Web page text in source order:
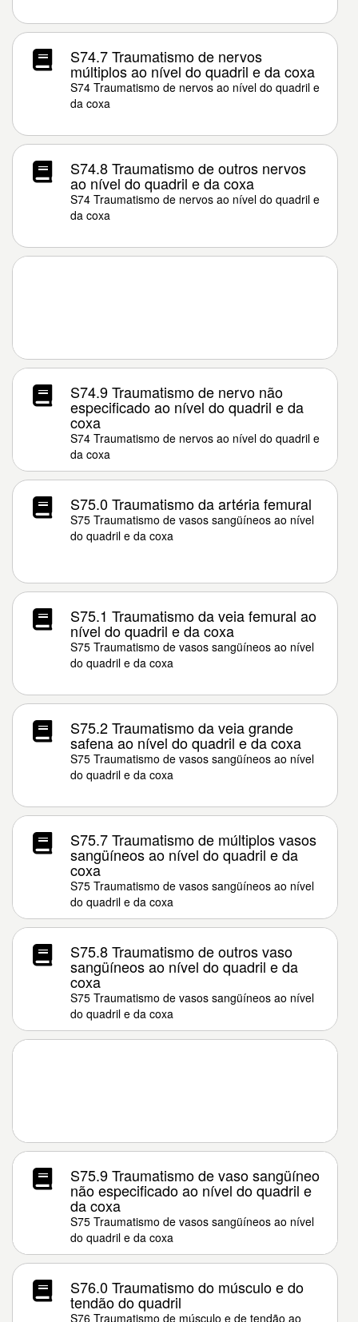
S74.7 Traumatismo de nervos
múltiplos ao nível do quadril e da coxa
S74 Traumatismo de nervos ao nível do quadril e
da coxa
S74.8 Traumatismo de outros nervos
ao nível do quadril e da coxa
S74 Traumatismo de nervos ao nível do quadril e
da coxa
S74.9 Traumatismo de nervo não
especificado ao nível do quadril e da
coxa
S74 Traumatismo de nervos ao nível do quadril e
da coxa
S75.0 Traumatismo da artéria femural
S75 Traumatismo de vasos sangüíneos ao nível
do quadril e da coxa
S75.1 Traumatismo da veia femural ao
nível do quadril e da coxa
S75 Traumatismo de vasos sangüíneos ao nível
do quadril e da coxa
S75.2 Traumatismo da veia grande
safena ao nível do quadril e da coxa
S75 Traumatismo de vasos sangüíneos ao nível
do quadril e da coxa
S75.7 Traumatismo de múltiplos vasos
sangüíneos ao nível do quadril e da
coxa
S75 Traumatismo de vasos sangüíneos ao nível
do quadril e da coxa
S75.8 Traumatismo de outros vaso
sangüíneos ao nível do quadril e da
coxa
S75 Traumatismo de vasos sangüíneos ao nível
do quadril e da coxa
S75.9 Traumatismo de vaso sangüíneo
não especificado ao nível do quadril e
da coxa
S75 Traumatismo de vasos sangüíneos ao nível
do quadril e da coxa
S76.0 Traumatismo do músculo e do
tendão do quadril
S76 Traumatismo de músculo e de tendão ao